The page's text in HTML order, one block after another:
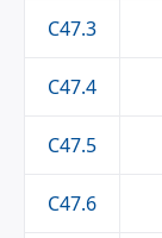
C47.3
C47.4
C47.5
C47.6